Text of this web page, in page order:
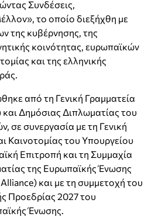
Συνδέσεις,
το οποίο διεξήχθη με
της κυβέρνησης, της
κοινότητας, ευρωπαϊκών
και της ελληνικής
από τη Γενική Γραμματεία
Δημόσιας Διπλωματίας του
σε συνεργασία με τη Γενική
Καινοτομίας του Υπουργείου
Επιτροπή και τη Συμμαχία
της Ευρωπαϊκής Ένωσης
και με τη συμμετοχή του
Προεδρίας 2027 του
Ένωσης.